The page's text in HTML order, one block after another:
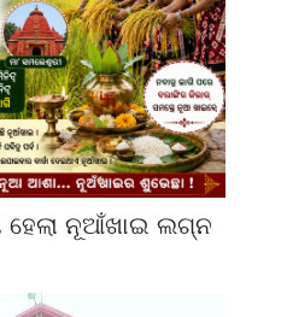
ହେଲା ନୂଆଁଖାଇ ଲଗ୍ନ